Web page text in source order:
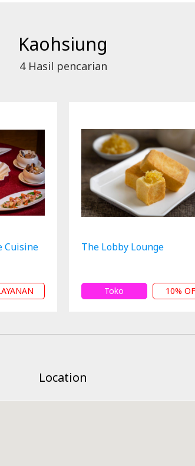
Kaohsiung
4Hasil pencarian
Cuisine
The Lobby Lounge
Toko 10%
Location